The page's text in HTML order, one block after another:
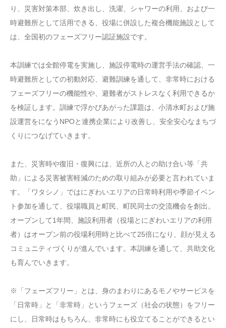
り、災害対策本部、炊き出し、洗濯、シャワーの利用、および一
時避難所として活用できる、役場に併設した複合機能施設として
は、全国初のフェーズフリー認証施設です。
本訓練では全館停電を実施し、施設停電時の運営手法の確認、一
時避難所としての初動対応、避難訓練を通して、非常時における
フェーズフリーの機能性や、避難者がストレスなく利用できるか
を検証します。訓練で浮かびあがった課題は、小清水町および施
設運営をになうNPOと連携企業により改善し、安全安心なまちづ
くりにつなげていきます。
また、災害時や復旧・復興には、近所の人との助け合い等「共
助」による災害被害軽減のための取り組みが必要と言われていま
す。「ワタシノ」ではにぎわいエリアの日常時利用や季節イベン
ト参加を通して、役場職員と町民、町民同士の交流機会を創出。
オープンして1年間、施設利用者（役場とにぎわいエリアの利用
者）はオープン前の役場利用時と比べて25倍になり、顔が見える
コミュニティづくりが進んでいます。本訓練を通して、共助文化
も育んでいきます。
※「フェーズフリー」とは、身のまわりにあるモノやサービスを
「日常時」と「非常時」というフェーズ（社会の状態）をフリー
にし、日常時はもちろん、非常時にも役立てることができるとい